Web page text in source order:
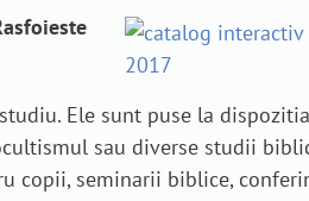
Ele sunt puse la
sau diverse studii
copii, seminarii biblice,